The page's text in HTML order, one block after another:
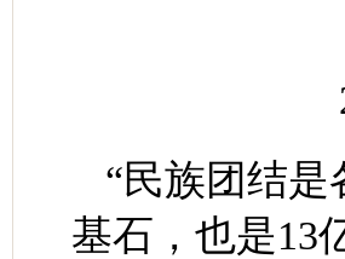
“民族团结
基石，也是13